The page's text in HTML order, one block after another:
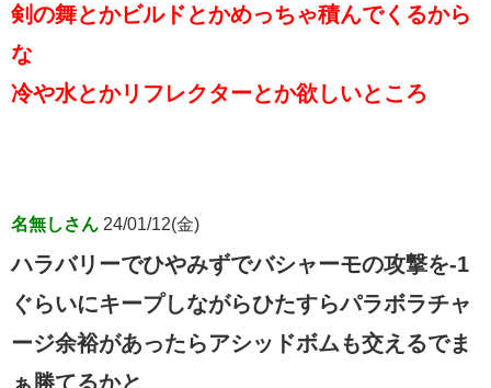
剣の舞とかビルドとかめっちゃ積んでくるから
な
冷や水とかリフレクターとか欲しいところ
名無しさん 24/01/12(金)
ハラバリーでひやみずでバシャーモの攻撃を-1
ぐらいにキープしながらひたすらパラボラチャ
ージ余裕があったらアシッドボムも交えるでま
ぁ勝てるかと